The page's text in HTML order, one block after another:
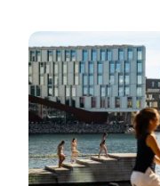
Den essentielle